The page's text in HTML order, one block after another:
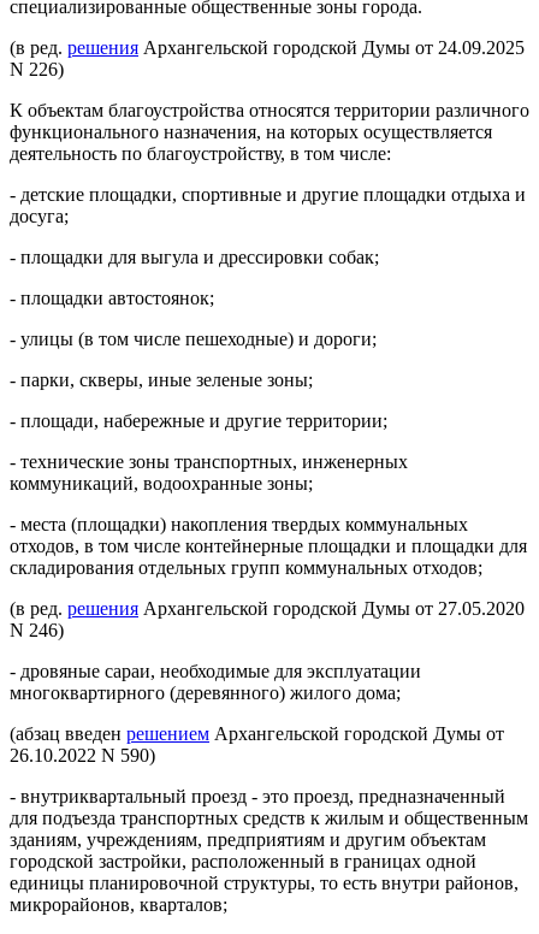
специализированные общественные зоны города.
(в ред. решения Архангельской городской Думы от 24.09.2025
N 226)
К объектам благоустройства относятся территории различного
функционального назначения, на которых осуществляется
деятельность по благоустройству, в том числе:
- детские площадки, спортивные и другие площадки отдыха и
досуга;
- площадки для выгула и дрессировки собак;
- площадки автостоянок;
- улицы (в том числе пешеходные) и дороги;
- парки, скверы, иные зеленые зоны;
- площади, набережные и другие территории;
- технические зоны транспортных, инженерных
коммуникаций, водоохранные зоны;
- места (площадки) накопления твердых коммунальных
отходов, в том числе контейнерные площадки и площадки для
складирования отдельных групп коммунальных отходов;
(в ред. решения Архангельской городской Думы от 27.05.2020
N 246)
- дровяные сараи, необходимые для эксплуатации
многоквартирного (деревянного) жилого дома;
(абзац введен решением Архангельской городской Думы от
26.10.2022 N 590)
- внутриквартальный проезд - это проезд, предназначенный
для подъезда транспортных средств к жилым и общественным
зданиям, учреждениям, предприятиям и другим объектам
городской застройки, расположенный в границах одной
единицы планировочной структуры, то есть внутри районов,
микрорайонов, кварталов;